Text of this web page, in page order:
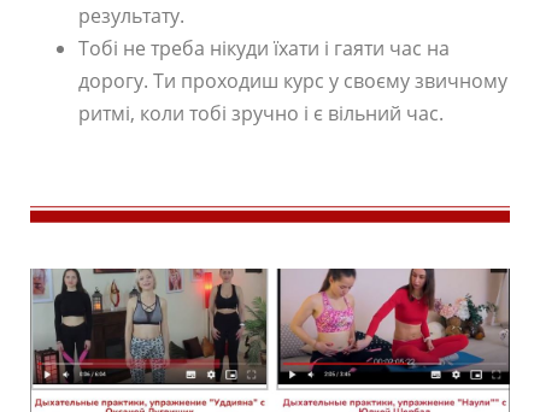
результату.
Тобі не треба нікуди їхати і гаяти час на
дорогу. Ти проходиш курс у своєму звичному
ритмі, коли тобі зручно і є вільний час.